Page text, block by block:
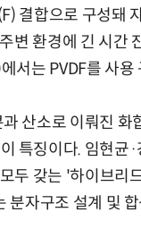
결합으로 구성돼
변 환경에 긴 시간
서는 PVDF를 사
산소로 이뤄진
특징이다. 임현균
두 갖는 '하이브리
분자구조 설계 및